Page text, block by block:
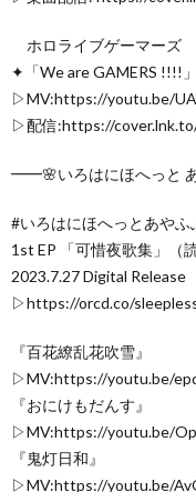
ホロライブゲーマーズ
✦「We are GAMERS !!!!」
▷MV:https://youtu.be/
▷配信:https://
━━🌸いろはにほへっ
#いろはにほへっとあやふ
1st EP 「可惜夜歌集」（
2023.7.27 Digital Release
▷https://orcd.co/
『百花繚乱花吹雪』
▷MV:https://youtu.be/
『おにけもだんす』
▷MV:https://youtu.be/
『鬼灯日和』
▷MV:https://youtu.be/